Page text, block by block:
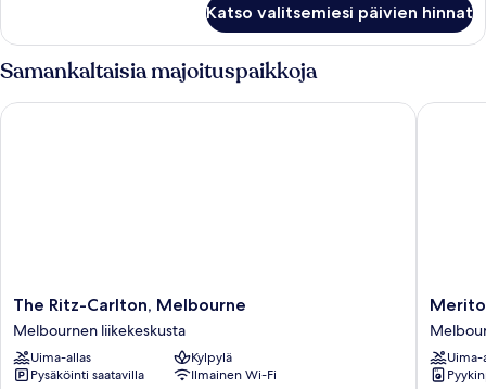
kielletty
(Cozy
Accessible)
kuvat
suuri
parisänky,
pyörätuolille
suihku,
Katso valitsemiesi päivien hinnat
Samankaltaisia majoituspaikkoja
The
Ritz-
Carlton,
Melbourne
Melbournen
The Ritz-Carlton, Melbourne
Melbournen liikekeskusta
Uima-allas
Kylpylä
Pysäköinti saatavilla
Ilmainen Wi-Fi
The Ritz-Carlton, Melbourne
Meriton
Suites
Uima-
Meriton